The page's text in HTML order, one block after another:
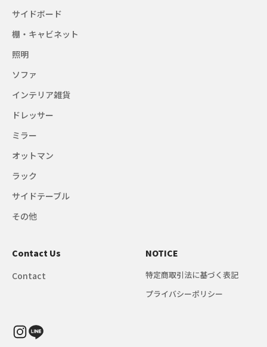
サイドボード
棚・キャビネット
照明
ソファ
インテリア雑貨
ドレッサー
ミラー
オットマン
ラック
サイドテーブル
その他
Contact Us
Contact
NOTICE
特定商取引法に基づく表記
プライバシーポリシー